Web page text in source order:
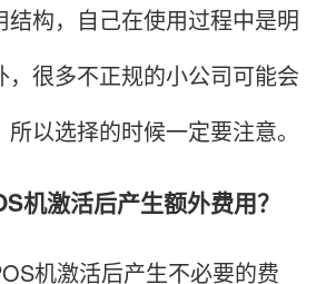
结构，自己在使用过程中是明
，很多不正规的小公司可能会
以选择的时候一定要注意。
机激活后产生额外费用？
机激活后产生不必要的费